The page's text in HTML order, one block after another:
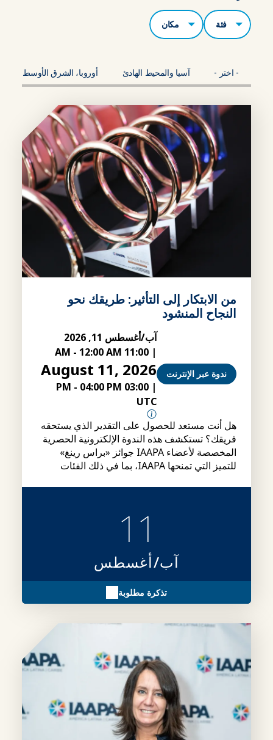
الفئات مكان
- اختر - آسيا والمحيط الهادئ أوروبا، الشرق الأوسط،
من الابتكار إلى التأثير: طريقك نحو
النجاح المنشود
ندوة عبر الإنترنت
آب/أغسطس 11, 2026
|
11:00 AM
- 12:00 AM
August 11, 2026
|
03:00 PM
- 04:00 PM
UTC
هل أنت مستعد للحصول على التقدير الذي يستحقه
فريقك؟ تستكشف هذه الندوة الإلكترونية الحصرية
المخصصة لأعضاء IAAPA جوائز «براس رينغ»
للتميز التي تمنحها IAAPA، بما في ذلك الفئات
11
آب/أغسطس
تذكرة مطلوبة